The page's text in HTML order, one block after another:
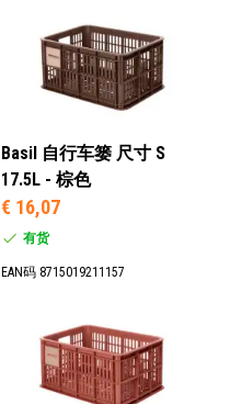
Basil 自行车篓 尺寸 S
17.5L - 棕色
€ 16,07
有货
EAN码 8715019211157